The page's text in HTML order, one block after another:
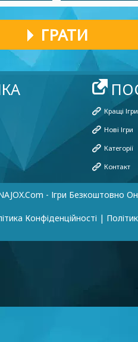
ГРАТИ
- Ігри Безкоштовно
Конфіденційності |